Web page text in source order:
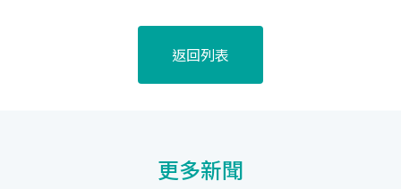
返回列表
更多新聞